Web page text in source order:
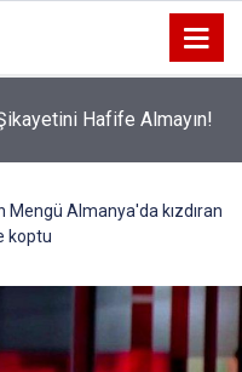
Hafife Almayın!
Mengü Almanya'da kızdıran
koptu